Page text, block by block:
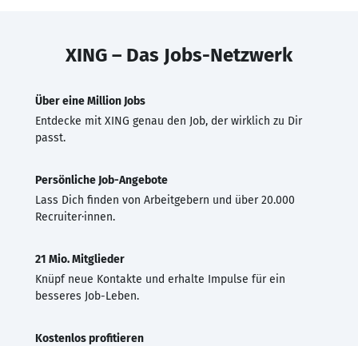
XING – Das Jobs-Netzwerk
Über eine Million Jobs
Entdecke mit XING genau den Job, der wirklich zu Dir
passt.
Persönliche Job-Angebote
Lass Dich finden von Arbeitgebern und über 20.000
Recruiter·innen.
21 Mio. Mitglieder
Knüpf neue Kontakte und erhalte Impulse für ein
besseres Job-Leben.
Kostenlos profitieren